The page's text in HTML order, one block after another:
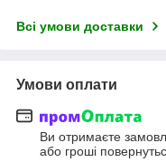
Всі умови доставки
Умови оплати
Ви отримаєте
або гроші